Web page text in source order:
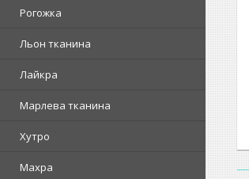
Рогожка
Льон тканина
Лайкра
Марлева тканина
Хутро
Махра